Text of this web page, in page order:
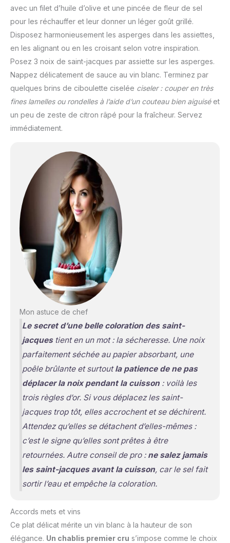
avec un filet d’huile d’olive et une pincée de fleur de sel
pour les réchauffer et leur donner un léger goût grillé.
Disposez harmonieusement les asperges dans les assiettes,
en les alignant ou en les croisant selon votre inspiration.
Posez 3 noix de saint-jacques par assiette sur les asperges.
Nappez délicatement de sauce au vin blanc. Terminez par
quelques brins de ciboulette ciselée ciseler : couper en très
fines lamelles ou rondelles à l’aide d’un couteau bien aiguiséet
un peu de zeste de citron râpé pour la fraîcheur. Servez
immédiatement.
Mon astuce de chef
Le secret d’une belle coloration des saint-
jacquestient en un mot : la sécheresse. Une noix
parfaitement séchée au papier absorbant, une
poêle brûlante et surtoutla patience de ne pas
déplacer la noix pendant la cuisson: voilà les
trois règles d’or. Si vous déplacez les saint-
jacques trop tôt, elles accrochent et se déchirent.
Attendez qu’elles se détachent d’elles-mêmes :
c’est le signe qu’elles sont prêtes à être
retournées. Autre conseil de pro : ne salez jamais
les saint-jacques avant la cuisson, car le sel fait
sortir l’eau et empêche la coloration.
Accords mets et vins
Ce plat délicat mérite un vin blanc à la hauteur de son
élégance. Un chablis premier cru s’impose comme le choix